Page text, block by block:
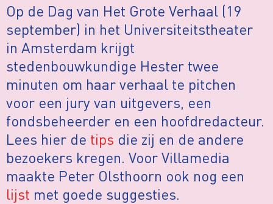
Op de Dag van Het Grote Verhaal (19
september) in het Universiteitstheater
in Amsterdam krijgt
stedenbouwkundige Hester twee
minuten om haar verhaal te pitchen
voor een jury van uitgevers, een
fondsbeheerder en een hoofdredacteur.
Lees hier de tips die zij en de andere
bezoekers kregen. Voor Villamedia
maakte Peter Olsthoorn ook nog een
lijst met goede suggesties.